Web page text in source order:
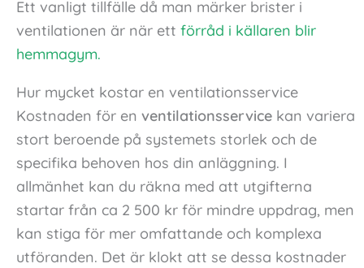
Ett vanligt tillfälle då man märker brister i
ventilationen är när ett förråd i källaren blir
hemmagym.
Hur mycket kostar en ventilationsservice
Kostnaden för en ventilationsservicekan variera
stort beroende på systemets storlek och de
specifika behoven hos din anläggning. I
allmänhet kan du räkna med att utgifterna
startar från ca 2 500 kr för mindre uppdrag, men
kan stiga för mer omfattande och komplexa
utföranden. Det är klokt att se dessa kostnader